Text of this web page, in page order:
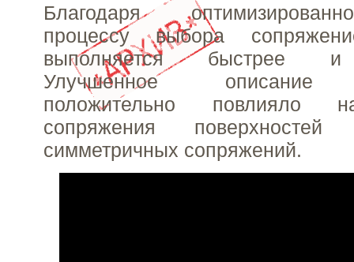
Благодаря
процессу выбора
выполняется быстрее и
Улучшенное описание
положительно повлияло
сопряжения
симметричных сопряжений.